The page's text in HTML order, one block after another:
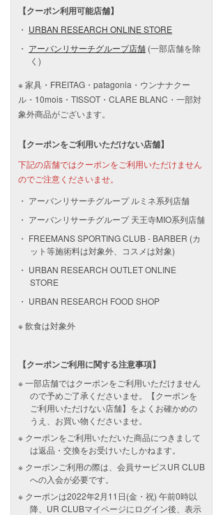
【クーポン利用可能店舗】
URBAN RESEARCH ONLINE STORE
アーバンリサーチグループ店舗 (一部店舗を除
く)
※ 家具・FREITAG・patagonia・ウンナナクー
ル・10mois・TISSOT・CLARE BLANC・一部対
象外商品がございます。
【クーポンをご利用いただけない店舗】
下記の店舗ではクーポンをご利用いただけません
のでご注意くださいませ。
アーバンリサーチグループ ルミネ系列店舗
アーバンリサーチグループ 天王寺MIO系列店舗
FREEMANS SPORTING CLUB ‐ BARBER (カ
ット等施術料は対象外、コスメは対象)
URBAN RESEARCH OUTLET ONLINE
STORE
URBAN RESEARCH FOOD SHOP
※ 飲食は対象外
【クーポンご利用に関する注意事項】
一部店舗ではクーポンをご利用いただけません
ので予めご了承くださいませ。【クーポンを
ご利用いただけない店舗】をよくお確かめの
うえ、お買い物くださいませ。
クーポンをご利用いただいた商品につきまして
は返品・交換をお受けいたしかねます。
クーポンご利用の際は、会員サービスUR CLUB
への入会が必要です。
クーポンは2022年2月11日(金・祝) 午前0時以
降、UR CLUBマイページにログイン後、表示